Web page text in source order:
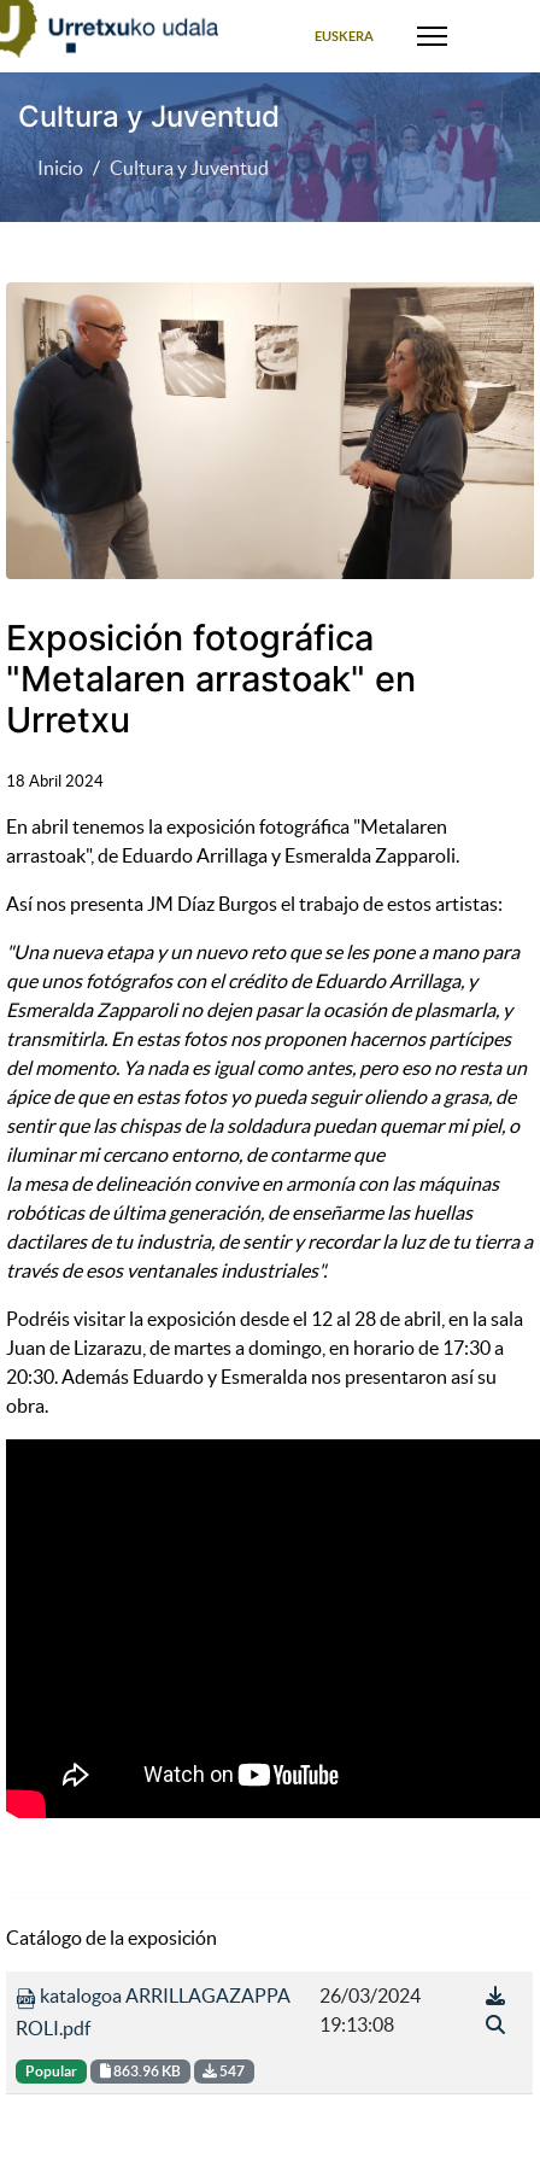
EUSKERA
Cultura y Juventud
Inicio Cultura y Juventud
Exposición fotográfica
"Metalaren arrastoak" en
Urretxu
18 Abril 2024
En abril tenemos la exposición fotográfica "Metalaren
arrastoak", de Eduardo Arrillaga y Esmeralda Zapparoli.
Así nos presenta JM Díaz Burgos el trabajo de estos artistas:
"Una nueva etapa y un nuevo reto que se les pone a mano para
que unos fotógrafos con el crédito de Eduardo Arrillaga, y
Esmeralda Zapparoli no dejen pasar la ocasión de plasmarla, y
transmitirla. En estas fotos nos proponen hacernos partícipes
del momento. Ya nada es igual como antes, pero eso no resta un
ápice de que en estas fotos yo pueda seguir oliendo a grasa, de
sentir que las chispas de la soldadura puedan quemar mi piel, o
iluminar mi cercano entorno, de contarme que
la mesa de delineación convive en armonía con las máquinas
robóticas de última generación, de enseñarme las huellas
dactilares de tu industria, de sentir y recordar la luz de tu tierra a
través de esos ventanales industriales".
Podréis visitar la exposición desde el 12 al 28 de abril, en la sala
Juan de Lizarazu, de martes a domingo, en horario de 17:30 a
20:30. Además Eduardo y Esmeralda nos presentaron así su
obra.
Catálogo de la exposición
katalogoa ARRILLAGAZAPPA
ROLI.pdf
Popular 863.96 KB 547
26/03/2024
19:13:08